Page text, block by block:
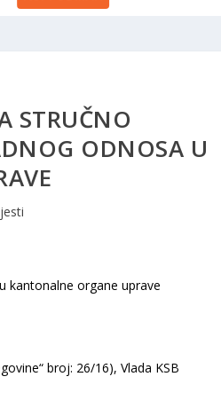
STRUČNO
ODNOSA U
broj: 26/16), Vlada KSB